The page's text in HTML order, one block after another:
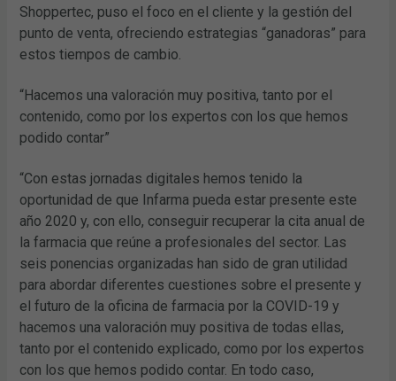
Shoppertec, puso el foco en el cliente y la gestión del
punto de venta, ofreciendo estrategias “ganadoras” para
estos tiempos de cambio.
“Hacemos una valoración muy positiva, tanto por el
contenido, como por los expertos con los que hemos
podido contar”
“Con estas jornadas digitales hemos tenido la
oportunidad de que Infarma pueda estar presente este
año 2020 y, con ello, conseguir recuperar la cita anual de
la farmacia que reúne a profesionales del sector. Las
seis ponencias organizadas han sido de gran utilidad
para abordar diferentes cuestiones sobre el presente y
el futuro de la oficina de farmacia por la COVID-19 y
hacemos una valoración muy positiva de todas ellas,
tanto por el contenido explicado, como por los expertos
con los que hemos podido contar. En todo caso,